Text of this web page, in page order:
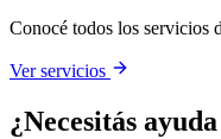
Conocé todos los servicios
Ver servicios
¿Necesitás